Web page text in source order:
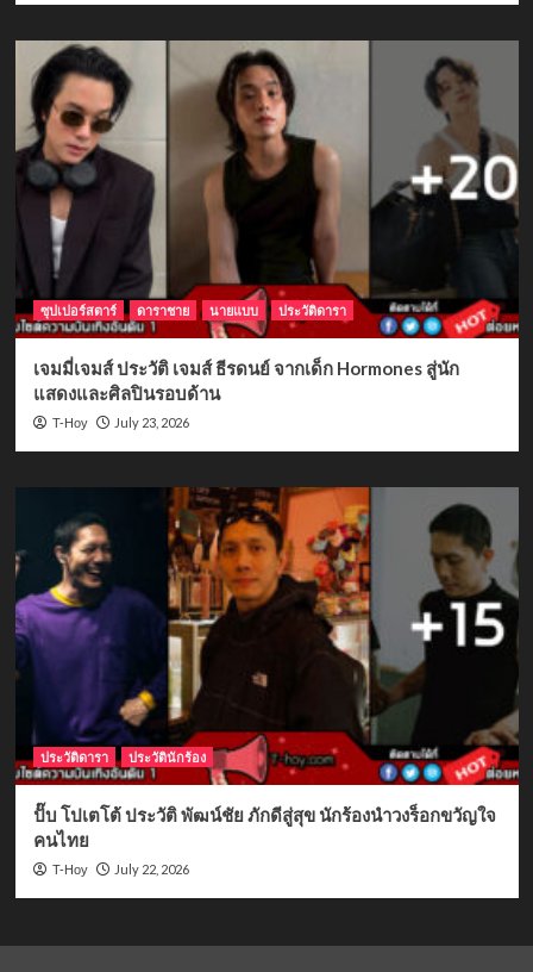
ซุปเปอร์สตาร์ ดาราชาย นายแบบ ประวัติดารา
เจมมี่เจมส์ ประวัติ เจมส์ ธีรดนย์ จากเด็ก Hormones สู่นัก
แสดงและศิลปินรอบด้าน
T-Hoy July 23, 2026
ประวัติดารา ประวัตินักร้อง
ปั๊บ โปเตโต้ ประวัติ พัฒน์ชัย ภักดีสู่สุข นักร้องนำวงร็อกขวัญใจ
คนไทย
T-Hoy July 22, 2026